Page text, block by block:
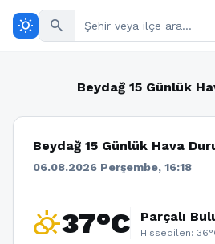
wb_sunny search
Beydağ 15 Günlük
Beydağ 15 Günlük Hava
06.08.2026 Perşembe, 16:18
partly_cloudy_day37°C Parçalı
Hissedilen: